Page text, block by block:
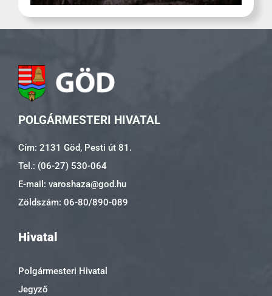
POLGÁRMESTERI HIVATAL
Cím: 2131 Göd, Pesti út 81.
Tel.: (06-27) 530-064
E-mail: varoshaza@god.hu
Zöldszám: 06-80/890-089
Hivatal
Polgármesteri Hivatal
Jegyző